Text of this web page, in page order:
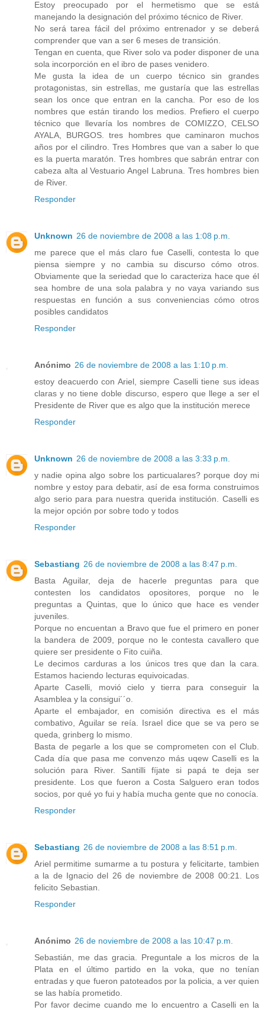
Estoy preocupado por el hermetismo que se está
manejando la designación del próximo técnico de River.
No será tarea fácil del próximo entrenador y se deberá
comprender que van a ser 6 meses de transición.
Tengan en cuenta, que River solo va poder disponer de una
sola incorporción en el ibro de pases venidero.
Me gusta la idea de un cuerpo técnico sin grandes
protagonistas, sin estrellas, me gustaría que las estrellas
sean los once que entran en la cancha. Por eso de los
nombres que están tirando los medios. Prefiero el cuerpo
técnico que llevaría los nombres de COMIZZO, CELSO
AYALA, BURGOS. tres hombres que caminaron muchos
años por el cilindro. Tres Hombres que van a saber lo que
es la puerta maratón. Tres hombres que sabrán entrar con
cabeza alta al Vestuario Angel Labruna. Tres hombres bien
de River.
Responder
Unknown 26 de noviembre de 2008 a las 1:08 p.m.
me parece que el más claro fue Caselli, contesta lo que
piensa siempre y no cambia su discurso cómo otros.
Obviamente que la seriedad que lo caracteriza hace que él
sea hombre de una sola palabra y no vaya variando sus
respuestas en función a sus conveniencias cómo otros
posibles candidatos
Responder
Anónimo 26 de noviembre de 2008 a las 1:10 p.m.
estoy deacuerdo con Ariel, siempre Caselli tiene sus ideas
claras y no tiene doble discurso, espero que llege a ser el
Presidente de River que es algo que la institución merece
Responder
Unknown 26 de noviembre de 2008 a las 3:33 p.m.
y nadie opina algo sobre los particualares? porque doy mi
nombre y estoy para debatir, así de esa forma construimos
algo serio para para nuestra querida institución. Caselli es
la mejor opción por sobre todo y todos
Responder
Sebastiang 26 de noviembre de 2008 a las 8:47 p.m.
Basta Aguilar, deja de hacerle preguntas para que
contesten los candidatos opositores, porque no le
preguntas a Quintas, que lo único que hace es vender
juveniles.
Porque no encuentan a Bravo que fue el primero en poner
la bandera de 2009, porque no le contesta cavallero que
quiere ser presidente o Fito cuiña.
Le decimos carduras a los únicos tres que dan la cara.
Estamos haciendo lecturas equivoicadas.
Aparte Caselli, movió cielo y tierra para conseguir la
Asamblea y la consigui´´o.
Aparte el embajador, en comisión directiva es el más
combativo, Aguilar se reía. Israel dice que se va pero se
queda, grinberg lo mismo.
Basta de pegarle a los que se comprometen con el Club.
Cada día que pasa me convenzo más uqew Caselli es la
solución para River. Santilli fíjate si papá te deja ser
presidente. Los que fueron a Costa Salguero eran todos
socios, por qué yo fui y había mucha gente que no conocía.
Responder
Sebastiang 26 de noviembre de 2008 a las 8:51 p.m.
Ariel permitime sumarme a tu postura y felicitarte, tambien
a la de Ignacio del 26 de noviembre de 2008 00:21. Los
felicito Sebastian.
Responder
Anónimo 26 de noviembre de 2008 a las 10:47 p.m.
Sebastián, me das gracia. Preguntale a los micros de la
Plata en el último partido en la voka, que no tenían
entradas y que fueron patoteados por la policia, a ver quien
se las había prometido.
Por favor decime cuando me lo encuentro a Caselli en la